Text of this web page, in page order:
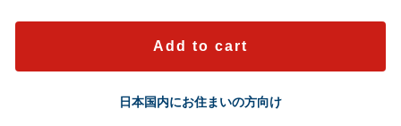
Add to cart
日本国内にお住まいの方向け